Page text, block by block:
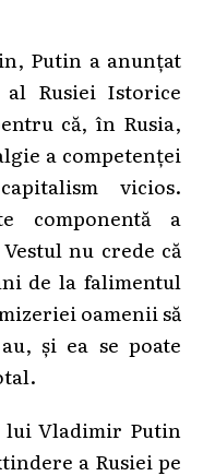
Putin a anunțat
Rusiei Istorice
că, în Rusia,
a competenței
vicios.
componentă a
nu crede că
de la falimentul
oamenii să
și ea se poate
lui Vladimir Putin
a Rusiei pe